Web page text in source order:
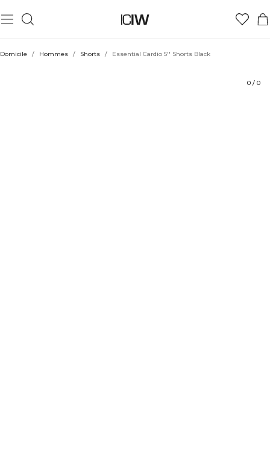
Domicile / Hommes / Shorts / Essential Cardio 5'' Shorts Black
0 / 0